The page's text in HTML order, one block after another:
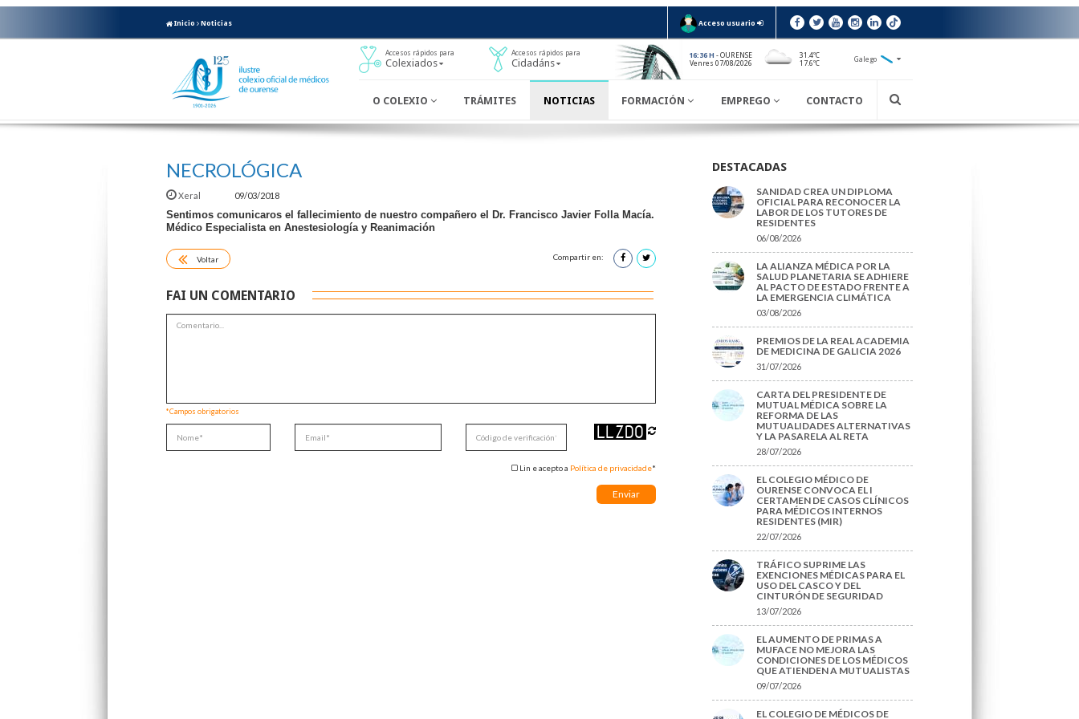
Inicio Noticias Acceso usuario
Accesos rápidos para
Colexiados
Accesos rápidos para
Cidadáns
16:36 H - OURENSE
Venres 07/08/2026
31.4ºC
17.6ºC
Galego
O COLEXIO TRÁMITES NOTICIAS FORMACIÓN EMPREGO CONTACTO
NECROLÓGICA
Xeral 09/03/2018
Sentimos comunicaros el fallecimiento de nuestro compañero el Dr. Francisco Javier Folla Macía.
Médico Especialista en Anestesiología y Reanimación
Voltar Compartir en:
FAI UN COMENTARIO
*Campos obrigatorios
Lin e acepto a Política de privacidade*
DESTACADAS
SANIDAD CREA UN DIPLOMA
OFICIAL PARA RECONOCER LA
LABOR DE LOS TUTORES DE
RESIDENTES
06/08/2026
LA ALIANZA MÉDICA POR LA
SALUD PLANETARIA SE ADHIERE
AL PACTO DE ESTADO FRENTE A
LA EMERGENCIA CLIMÁTICA
03/08/2026
PREMIOS DE LA REAL ACADEMIA
DE MEDICINA DE GALICIA 2026
31/07/2026
CARTA DEL PRESIDENTE DE
MUTUAL MÉDICA SOBRE LA
REFORMA DE LAS
MUTUALIDADES ALTERNATIVAS
Y LA PASARELA AL RETA
28/07/2026
EL COLEGIO MÉDICO DE
OURENSE CONVOCA EL I
CERTAMEN DE CASOS CLÍNICOS
PARA MÉDICOS INTERNOS
RESIDENTES (MIR)
22/07/2026
TRÁFICO SUPRIME LAS
EXENCIONES MÉDICAS PARA EL
USO DEL CASCO Y DEL
CINTURÓN DE SEGURIDAD
13/07/2026
EL AUMENTO DE PRIMAS A
MUFACE NO MEJORA LAS
CONDICIONES DE LOS MÉDICOS
QUE ATIENDEN A MUTUALISTAS
09/07/2026
EL COLEGIO DE MÉDICOS DE